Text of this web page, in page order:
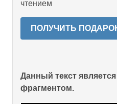
чтением
ПОЛУЧИТЬ
Данный текст
фрагментом.